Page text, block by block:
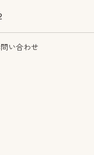
問い合わせ